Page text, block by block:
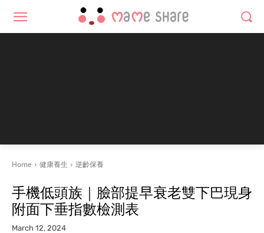
Home 健康養生 逆齡保養
手機低頭族｜臉部提早衰老雙下巴現身
附面下垂指數檢測表
March 12, 2024